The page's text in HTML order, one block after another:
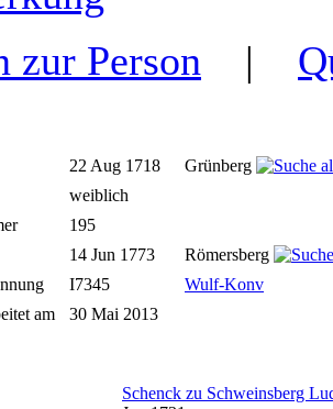
zur Person |
22 Aug 1718
Grünberg
weiblich
195
14 Jun 1773
Römersberg
I7345
Wulf-Konv
am
30 Mai 2013
Schenck zu Schweinsberg